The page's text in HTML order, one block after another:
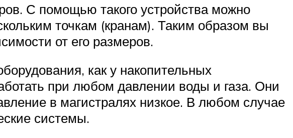
С помощью такого устройства можно
точкам (кранам). Таким образом вы
от его размеров.
как у накопительных
при любом давлении воды и газа. Они
в магистралях низкое. В любом случае
системы.